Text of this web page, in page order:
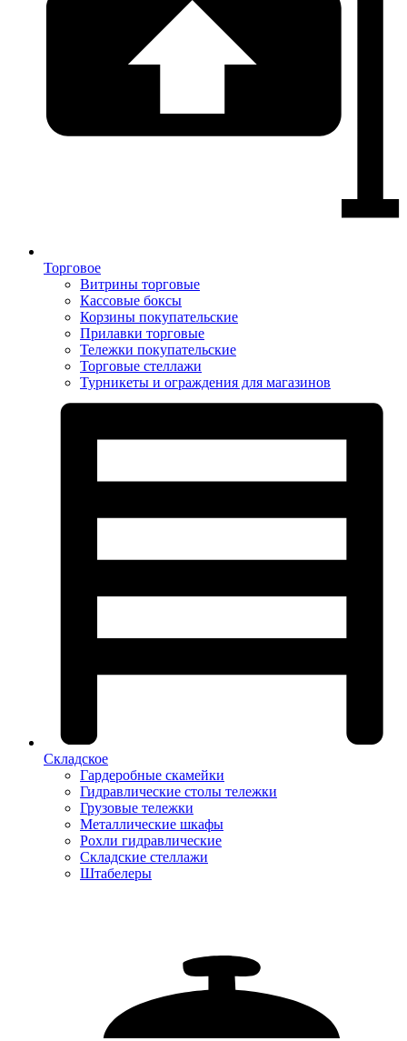
Торговое
Витрины торговые
Кассовые боксы
Корзины покупательские
Прилавки торговые
Тележки покупательские
Торговые стеллажи
Турникеты и ограждения для магазинов
Складское
Гардеробные скамейки
Гидравлические столы тележки
Грузовые тележки
Металлические шкафы
Рохли гидравлические
Складские стеллажи
Штабелеры